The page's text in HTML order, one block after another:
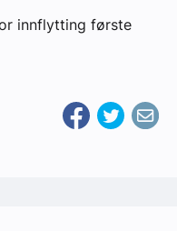
innflytting første